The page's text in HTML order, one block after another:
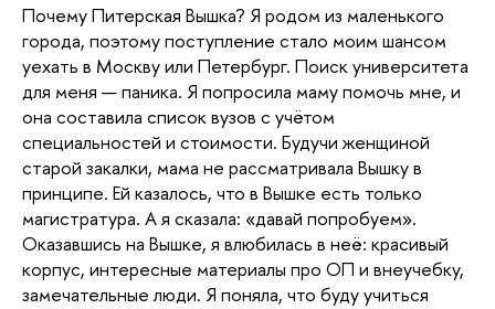
Почему Питерская Вышка? Я родом из маленького
города, поэтому поступление стало моим шансом
уехать в Москву или Петербург. Поиск университета
для меня — паника. Я попросила маму помочь мне, и
она составила список вузов с учётом
специальностей и стоимости. Будучи женщиной
старой закалки, мама не рассматривала Вышку в
принципе. Ей казалось, что в Вышке есть только
магистратура. А я сказала: «давай попробуем».
Оказавшись на Вышке, я влюбилась в неё: красивый
корпус, интересные материалы про ОП и внеучебку,
замечательные люди. Я поняла, что буду учиться